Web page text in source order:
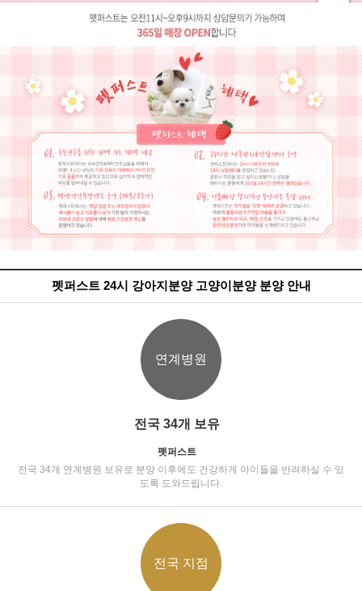
펫퍼스트 24시 강아지분양 고양이분양 분양 안내
연계병원
전국 34개 보유
펫퍼스트
전국 34개 연계병원 보유로 분양 이후에도 건강하게 아이들을 반려하실 수 있
도록 도와드립니다.
전국 지점